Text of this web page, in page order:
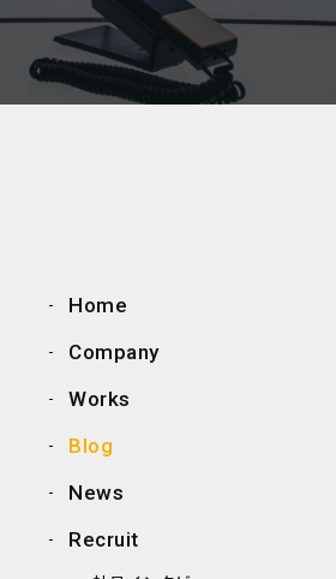
Home
Company
Works
Blog
News
Recruit